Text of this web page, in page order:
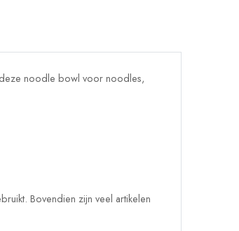
noodle bowl voor noodles,
Bovendien zijn veel artikelen